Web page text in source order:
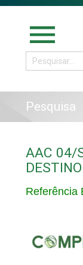
menu
Pesquisa
AAC 04/
Referência